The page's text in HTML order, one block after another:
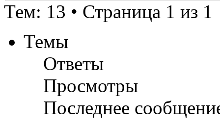
Тем: 13 • Страница 1 из 1
Темы
Ответы
Просмотры
Последнее